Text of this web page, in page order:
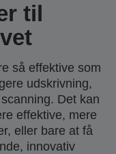
til
så effektive som
udskrivning,
Det kan
effektive, mere
eller bare at få
innovativ